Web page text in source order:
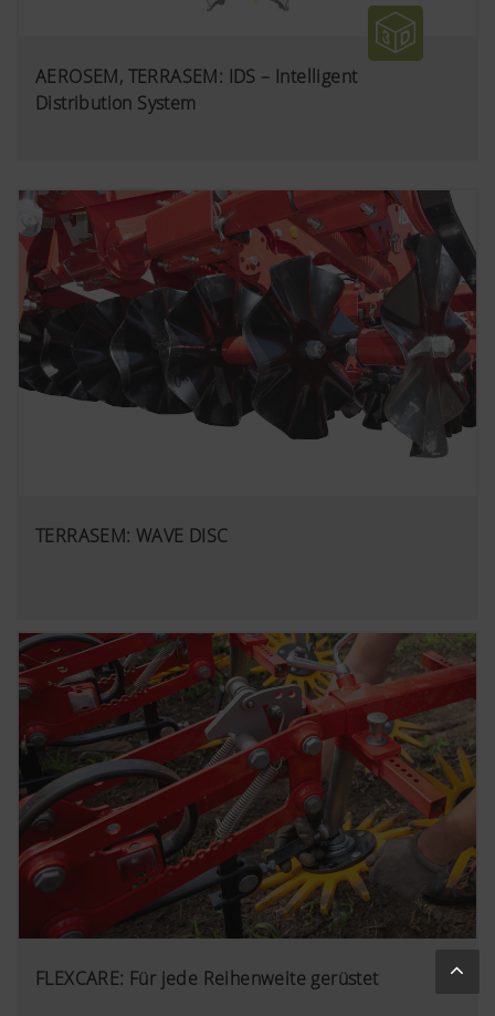
AEROSEM, TERRASEM: IDS – Intelligent
Distribution System
TERRASEM: WAVE DISC
FLEXCARE: Für jede Reihenweite gerüstet